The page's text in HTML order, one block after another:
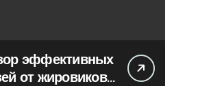
эффективных
от жировиков